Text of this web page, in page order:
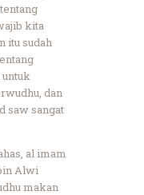
kita
itu sudah
dan
saw sangat
al imam
Alwi
makan